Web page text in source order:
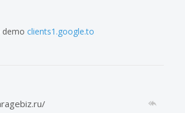
demo clients1.google.to